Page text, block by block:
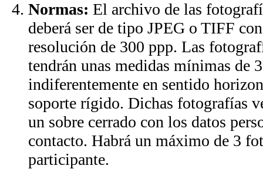
Normas: El archivo de las
deberá ser de tipo JPEG o TIFF
resolución de 300 ppp. Las
tendrán unas medidas mínimas de
indiferentemente en sentido
soporte rígido. Dichas fotografías
un sobre cerrado con los datos
contacto. Habrá un máximo de 3
participante.